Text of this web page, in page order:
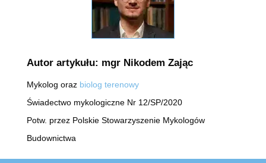
Autor artykułu: mgr Nikodem Zając
Mykolog oraz biolog terenowy
Świadectwo mykologiczne Nr 12/SP/2020
Potw. przez Polskie Stowarzyszenie Mykologów
Budownictwa